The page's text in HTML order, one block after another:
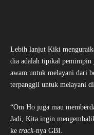
Lebih lanjut Kiki
dia adalah tipikal pemimpin
awam untuk melayani dari
terpanggil untuk melayani
“Om Ho juga mau
Jadi, Kita ingin
ke track-nya GBI.